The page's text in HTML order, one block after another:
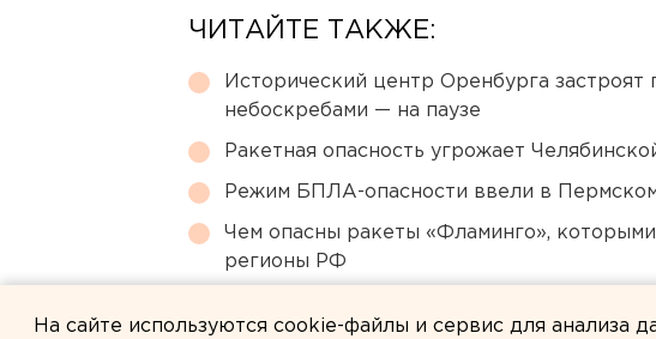
ЧИТАЙТЕ ТАКЖЕ:
Исторический центр Оренбурга застроят
небоскребами — на паузе
Ракетная опасность угрожает
Режим БПЛА-опасности ввели в
Чем опасны ракеты «Фламинго»,
регионы РФ
На сайте используются cookie-файлы и сервис для анализа